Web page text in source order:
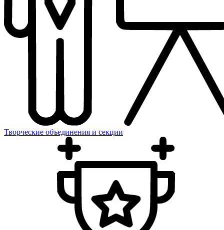
Творческие объединения и секции